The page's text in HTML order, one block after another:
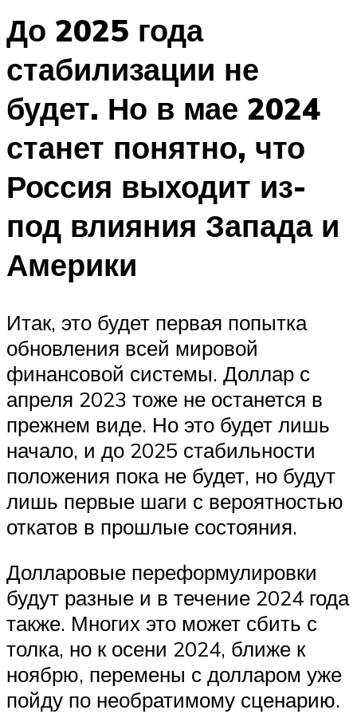
До 2025 года
стабилизации не
будет. Но в мае 2024
станет понятно, что
Россия выходит из-
под влияния Запада и
Америки
Итак, это будет первая попытка
обновления всей мировой
финансовой системы. Доллар с
апреля 2023 тоже не останется в
прежнем виде. Но это будет лишь
начало, и до 2025 стабильности
положения пока не будет, но будут
лишь первые шаги с вероятностью
откатов в прошлые состояния.
Долларовые переформулировки
будут разные и в течение 2024 года
также. Многих это может сбить с
толка, но к осени 2024, ближе к
ноябрю, перемены с долларом уже
пойду по необратимому сценарию.